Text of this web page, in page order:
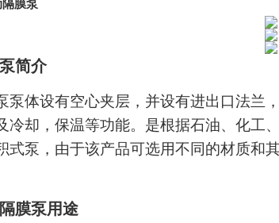
膜泵
简介
泵体设有空心夹层，并设有进出口法兰
冷却，保温等功能。 是根据石油、化工
式泵，由于该产品可选用不同的材质和
膜泵用途